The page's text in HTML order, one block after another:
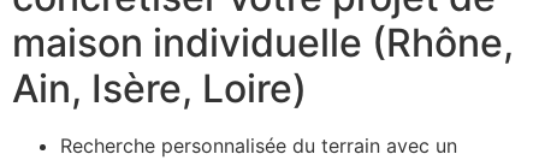
maison individuelle (Rhône,
Ain, Isère, Loire)
Recherche personnalisée du terrain avec un